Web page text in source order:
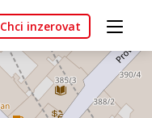
Chci inzerovat